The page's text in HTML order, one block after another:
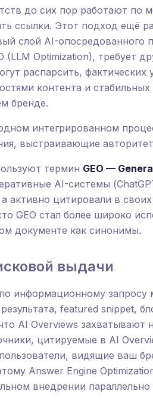
до сих пор работают по
ссылки. Этот подход ещё
слой AI-опосредованного
Optimization), требует
распарсить,
контента и
бренде.
интегрированном
выстраивающие
термин GEO —
AI-системы
активно цитировали в
GEO стал более широко
документе как синонимы.
выдачи
информационному
featured snippet,
AI Overviews захватывают
цитируемые в AI
видящие ваш
Answer Engine
внедрении